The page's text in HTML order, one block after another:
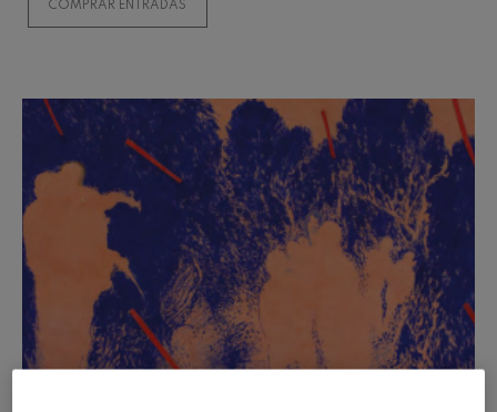
COMPRAR ENTRADAS
Robert Schumann: Concierto
para violín
Robert Schumann
Gabriel Fauré: Pelléas et
Mélisande
Gabriel Fauré
Franz Schubert: Sinfonía nº9,
'La grande'
Franz Schubert
Wolfgang Amadeus Mozart:
Concierto para clarinete
Wolfgang Amadeus Mozart